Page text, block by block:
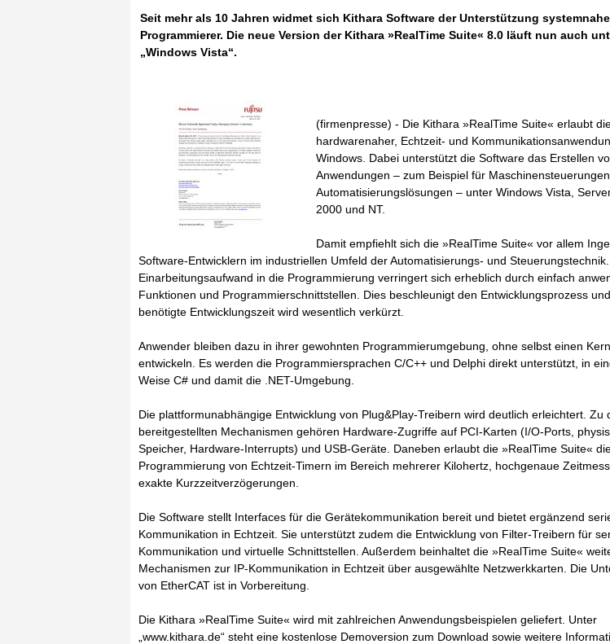
Seit mehr als 10 Jahren widmet sich Kithara Software der Unterstützung
Programmierer. Die neue Version der Kithara »RealTime Suite« 8.0 läuft nun auch
„Windows Vista“.
(firmenpresse) - Die Kithara »RealTime Suite« erlaubt
hardwarenaher, Echtzeit- und
Windows. Dabei unterstützt die Software das Erstellen
Anwendungen – zum Beispiel für
Automatisierungslösungen – unter Windows Vista,
2000 und NT.
Damit empfiehlt sich die »RealTime Suite« vor allem
Software-Entwicklern im industriellen Umfeld der Automatisierungs- und
Einarbeitungsaufwand in die Programmierung verringert sich erheblich durch einfach
Funktionen und Programmierschnittstellen. Dies beschleunigt den Entwicklungsprozess
benötigte Entwicklungszeit wird wesentlich verkürzt.
Anwender bleiben dazu in ihrer gewohnten Programmierumgebung, ohne selbst einen
entwickeln. Es werden die Programmiersprachen C/C++ und Delphi direkt unterstützt, in
Weise C# und damit die .NET-Umgebung.
Die plattformunabhängige Entwicklung von Plug&Play-Treibern wird deutlich erleichtert. Zu
bereitgestellten Mechanismen gehören Hardware-Zugriffe auf PCI-Karten (I/O-Ports,
Speicher, Hardware-Interrupts) und USB-Geräte. Daneben erlaubt die »RealTime Suite«
Programmierung von Echtzeit-Timern im Bereich mehrerer Kilohertz, hochgenaue
exakte Kurzzeitverzögerungen.
Die Software stellt Interfaces für die Gerätekommunikation bereit und bietet ergänzend
Kommunikation in Echtzeit. Sie unterstützt zudem die Entwicklung von Filter-Treibern für
Kommunikation und virtuelle Schnittstellen. Außerdem beinhaltet die »RealTime Suite«
Mechanismen zur IP-Kommunikation in Echtzeit über ausgewählte Netzwerkkarten. Die
von EtherCAT ist in Vorbereitung.
Die Kithara »RealTime Suite« wird mit zahlreichen Anwendungsbeispielen geliefert. Unter
„www.kithara.de“ steht eine kostenlose Demoversion zum Download sowie weitere